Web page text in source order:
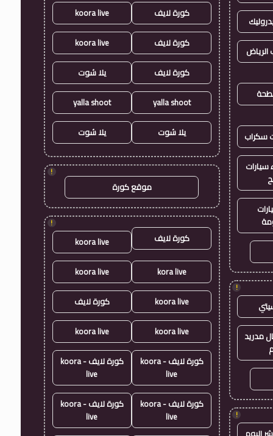
سكراب
!
مدريد
!
كورة لايف koora live
كورة لايف koora live
كورة لايف يلا شوت
yalla shoot
yalla shoot
يلا شوت يلا شوت
!
موقع كورة
!
كورة لايف koora live
kora live
koora live
koora live كورة لايف
koora live
koora live
كورة لايف - koora
live
كورة لايف - koora
live
كورة لايف - koora
live
كورة لايف - koora
live